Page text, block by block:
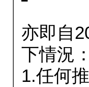
亦即自
下情況：
1.任何